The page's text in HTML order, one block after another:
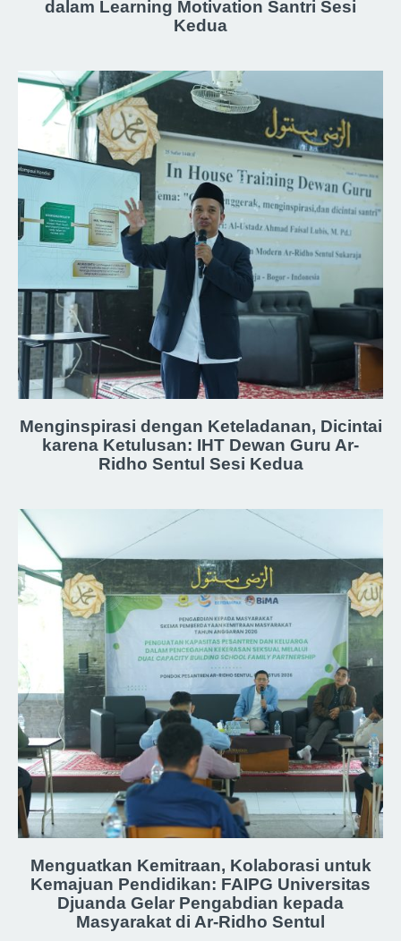
dalam Learning Motivation Santri Sesi
Kedua
Menginspirasi dengan Keteladanan, Dicintai
karena Ketulusan: IHT Dewan Guru Ar-
Ridho Sentul Sesi Kedua
Menguatkan Kemitraan, Kolaborasi untuk
Kemajuan Pendidikan: FAIPG Universitas
Djuanda Gelar Pengabdian kepada
Masyarakat di Ar-Ridho Sentul